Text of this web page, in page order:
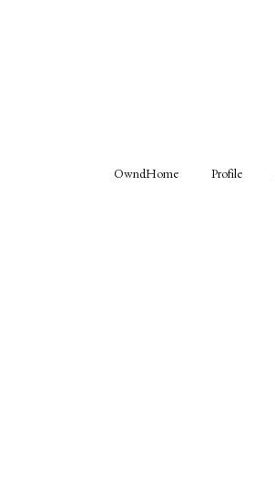
OwndHome Profile